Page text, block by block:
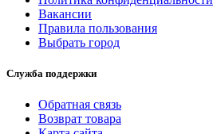
Вакансии
Правила пользования
Выбрать город
Служба поддержки
Обратная связь
Возврат товара